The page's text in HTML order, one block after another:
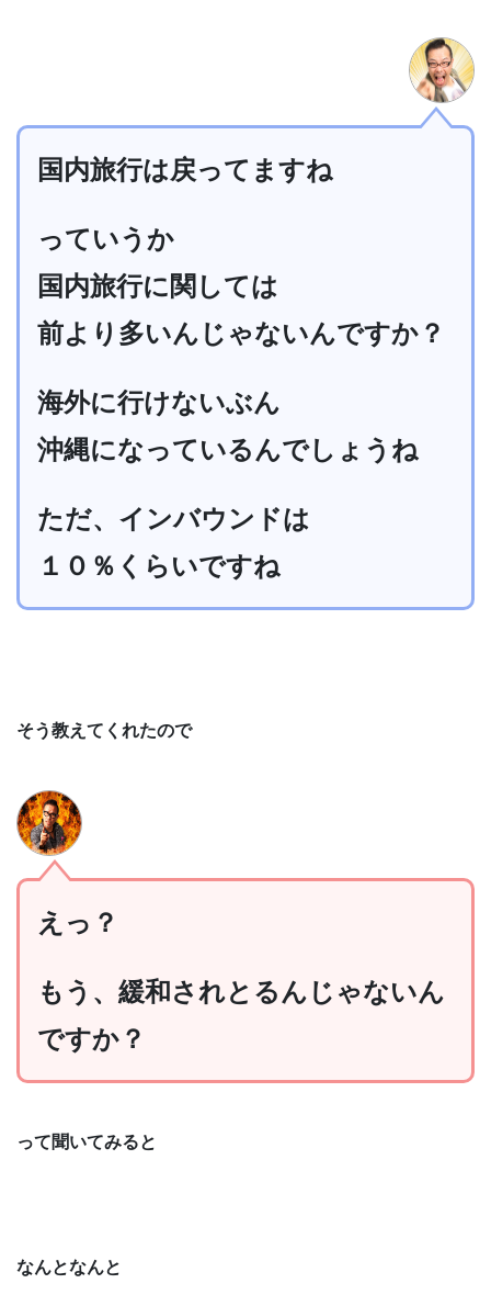
国内旅行は戻ってますね
っていうか
国内旅行に関しては
前より多いんじゃないんですか？
海外に行けないぶん
沖縄になっているんでしょうね
ただ、インバウンドは
１０％くらいですね
そう教えてくれたので
えっ？
もう、緩和されとるんじゃないん
ですか？
って聞いてみると
なんとなんと